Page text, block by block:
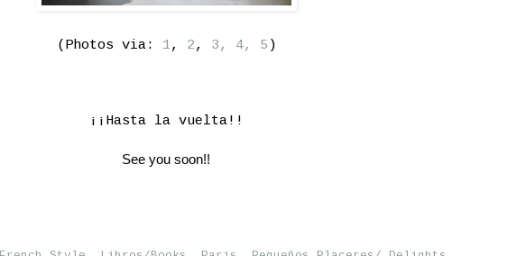
(Photos via: 1, 2, 3, 4, 5 )
¡¡Hasta la vuelta!!
See you soon!!